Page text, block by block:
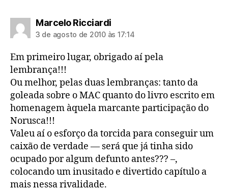
Marcelo Ricciardidiz:
3 de agosto de 2010 às 17:14
Em primeiro lugar, obrigado aí pela
lembrança!!!
Ou melhor, pelas duas lembranças: tanto da
goleada sobre o MAC quanto do livro escrito em
homenagem àquela marcante participação do
Norusca!!!
Valeu aí o esforço da torcida para conseguir um
caixão de verdade — será que já tinha sido
ocupado por algum defunto antes??? –,
colocando um inusitado e divertido capítulo a
mais nessa rivalidade.